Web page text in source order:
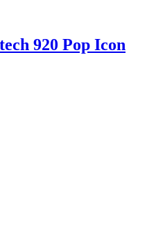
920 Pop Icon